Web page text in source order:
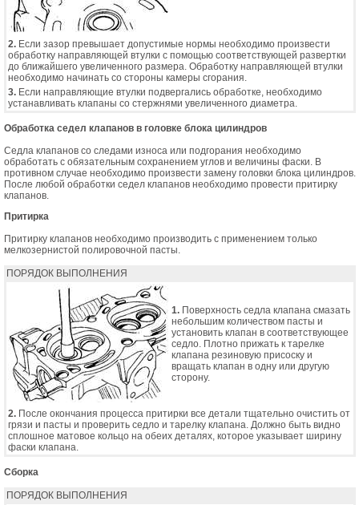
2. Если зазор превышает допустимые нормы необходимо произвести
обработку направляющей втулки с помощью соответствующей развертки
до ближайшего увеличенного размера. Обработку направляющей втулки
необходимо начинать со стороны камеры сгорания.
3. Если направляющие втулки подвергались обработке, необходимо
устанавливать клапаны со стержнями увеличенного диаметра.
Обработка седел клапанов в головке блока цилиндров
Седла клапанов со следами износа или подгорания необходимо
обработать с обязательным сохранением углов и величины фаски. В
противном случае необходимо произвести замену головки блока цилиндров.
После любой обработки седел клапанов необходимо провести притирку
клапанов.
Притирка
Притирку клапанов необходимо производить с применением только
мелкозернистой полировочной пасты.
ПОРЯДОК ВЫПОЛНЕНИЯ
1. Поверхность седла клапана смазать
небольшим количеством пасты и
установить клапан в соответствующее
седло. Плотно прижать к тарелке
клапана резиновую присоску и
вращать клапан в одну или другую
сторону.
2. После окончания процесса притирки все детали тщательно очистить от
грязи и пасты и проверить седло и тарелку клапана. Должно быть видно
сплошное матовое кольцо на обеих деталях, которое указывает ширину
фаски клапана.
Сборка
ПОРЯДОК ВЫПОЛНЕНИЯ